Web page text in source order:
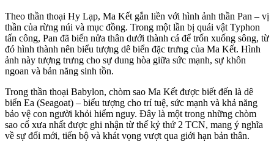
Theo thần thoại Hy Lạp, Ma Kết gắn liền với hình ảnh thần Pan – vị
thần của rừng núi và mục đồng. Trong một lần bị quái vật Typhon
tấn công, Pan đã biến nửa thân dưới thành cá để trốn xuống sông, từ
đó hình thành nên biểu tượng dê biển đặc trưng của Ma Kết. Hình
ảnh này tượng trưng cho sự dung hòa giữa sức mạnh, sự khôn
ngoan và bản năng sinh tồn.
Trong thần thoại Babylon, chòm sao Ma Kết được biết đến là dê
biển Ea (Seagoat) – biểu tượng cho trí tuệ, sức mạnh và khả năng
bảo vệ con người khỏi hiểm nguy. Đây là một trong những chòm
sao cổ xưa nhất được ghi nhận từ thế kỷ thứ 2 TCN, mang ý nghĩa
về sự đổi mới, tiến bộ và khát vọng vượt qua giới hạn bản thân.